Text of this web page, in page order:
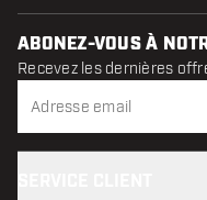
ABONEZ-VOUS À
Recevez les dernières